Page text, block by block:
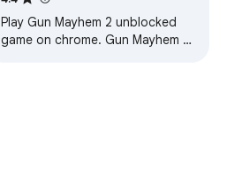
Play Gun Mayhem 2 unblocked
game on chrome. Gun Mayhem 2